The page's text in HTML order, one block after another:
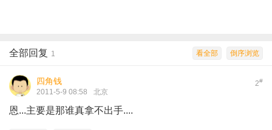
倒序浏览
看全部
全部回复 1
2#
四角钱
2011-5-9 08:58 北京
恩...主要是那谁真拿不出手....